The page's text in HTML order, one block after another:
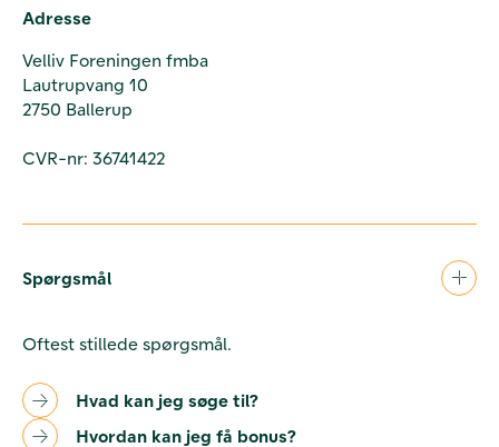
Adresse
Velliv Foreningen fmba
Lautrupvang 10
2750 Ballerup
CVR-nr: 36741422
Spørgsmål
Oftest stillede spørgsmål.
Hvad kan jeg søge til?
Hvordan kan jeg få bonus?